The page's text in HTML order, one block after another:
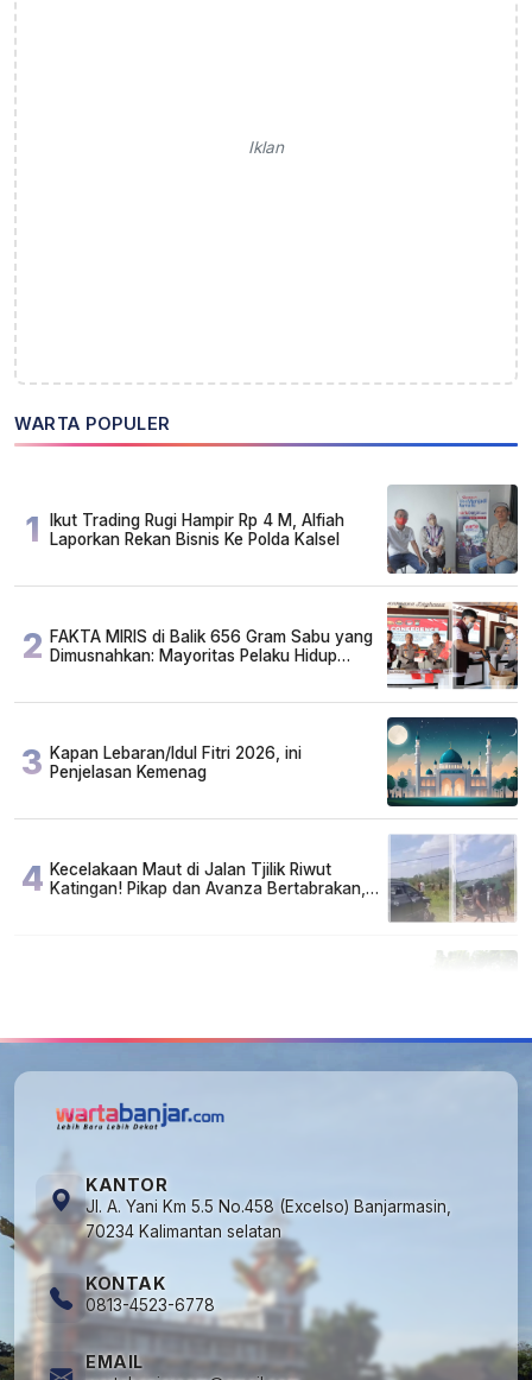
Iklan
WARTA POPULER
1
Ikut Trading Rugi Hampir Rp 4 M, Alfiah
Laporkan Rekan Bisnis Ke Polda Kalsel
2 FAKTA MIRIS di Balik 656 Gram Sabu yang
Dimusnahkan: Mayoritas Pelaku Hidup
3 Kapan Lebaran/Idul Fitri 2026, ini
Penjelasan Kemenag
4 Kecelakaan Maut di Jalan Tjilik Riwut
Katingan! Pikap dan Avanza Bertabrakan,
KANTOR
Jl. A. Yani Km 5.5 No.458 (Excelso) Banjarmasin,
70234 Kalimantan selatan
KONTAK
0813-4523-6778
EMAIL